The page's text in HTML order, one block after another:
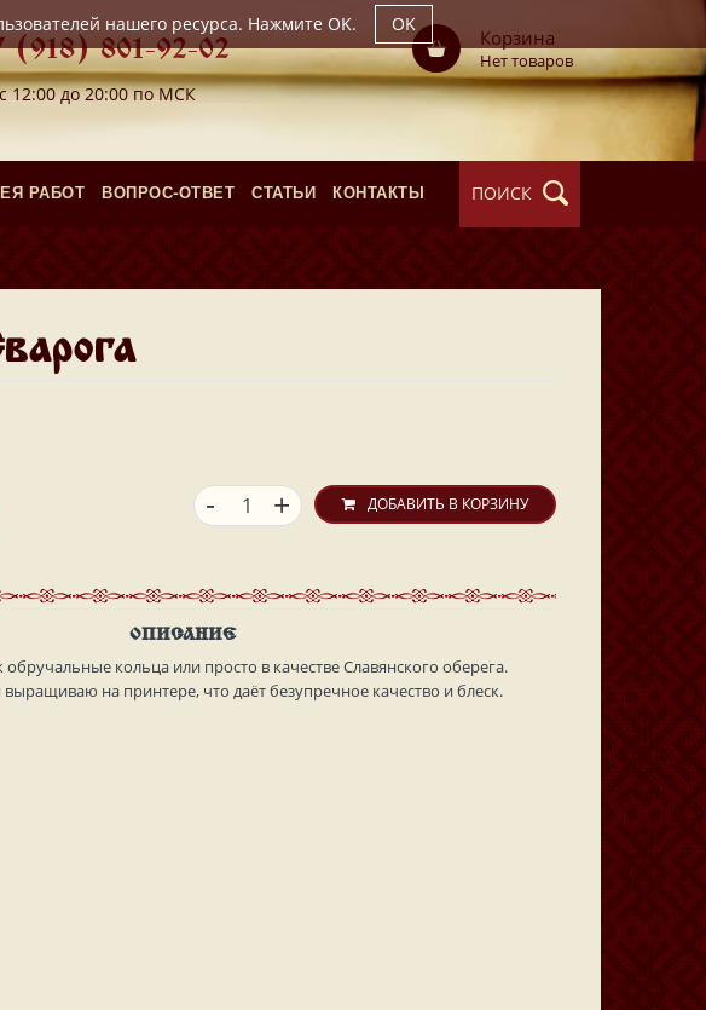
(918) 801-92-02
12:00 до 20:00 по МСК
Корзина
Нет товаров
РАБОТ ВОПРОС-ОТВЕТ СТАТЬИ КОНТАКТЫ ПОИСК
+
- ДОБАВИТЬ В КОРЗИНУ
ОПИСАНИЕ
кольца или просто в качестве Славянского оберега.
на принтере, что даёт безупречное качество и блеск.
нашего ресурса. Нажмите OK. OK